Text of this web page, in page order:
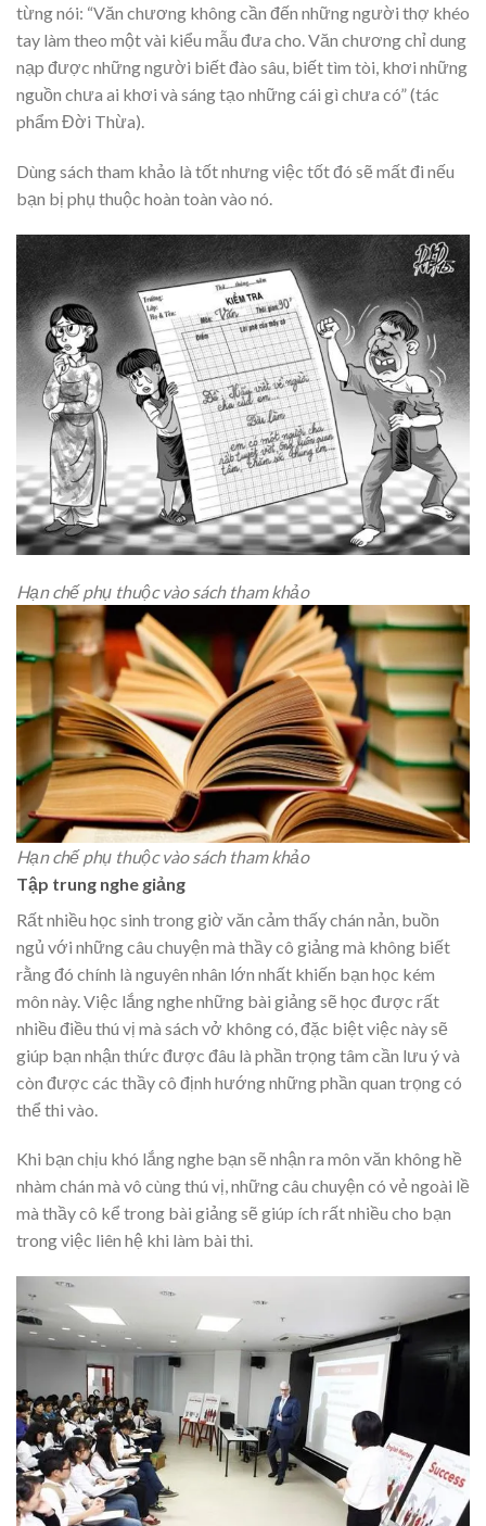
từng nói: “Văn chương không cần đến những người thợ khéo
tay làm theo một vài kiểu mẫu đưa cho. Văn chương chỉ dung
nạp được những người biết đào sâu, biết tìm tòi, khơi những
nguồn chưa ai khơi và sáng tạo những cái gì chưa có” (tác
phẩm Đời Thừa).
Dùng sách tham khảo là tốt nhưng việc tốt đó sẽ mất đi nếu
bạn bị phụ thuộc hoàn toàn vào nó.
Hạn chế phụ thuộc vào sách tham khảo
Hạn chế phụ thuộc vào sách tham khảo
Tập trung nghe giảng
Rất nhiều học sinh trong giờ văn cảm thấy chán nản, buồn
ngủ với những câu chuyện mà thầy cô giảng mà không biết
rằng đó chính là nguyên nhân lớn nhất khiến bạn học kém
môn này. Việc lắng nghe những bài giảng sẽ học được rất
nhiều điều thú vị mà sách vở không có, đặc biệt việc này sẽ
giúp bạn nhận thức được đâu là phần trọng tâm cần lưu ý và
còn được các thầy cô định hướng những phần quan trọng có
thể thi vào.
Khi bạn chịu khó lắng nghe bạn sẽ nhận ra môn văn không hề
nhàm chán mà vô cùng thú vị, những câu chuyện có vẻ ngoài lề
mà thầy cô kể trong bài giảng sẽ giúp ích rất nhiều cho bạn
trong việc liên hệ khi làm bài thi.